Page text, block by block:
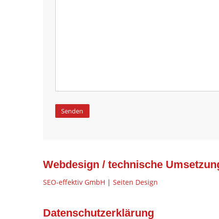
Webdesign / technische
SEO-effektiv GmbH | Seiten Design
Datenschutzerklärung